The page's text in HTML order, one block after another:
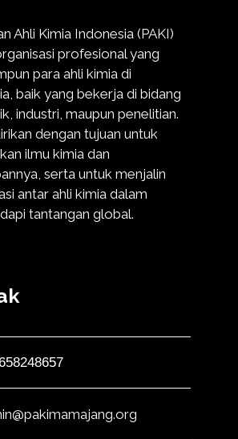
Ahli Kimia Indonesia (PAKI)
profesional yang
para ahli kimia di
baik yang bekerja di bidang
industri, maupun penelitian.
dengan tujuan untuk
ilmu kimia dan
serta untuk menjalin
antar ahli kimia dalam
tantangan global.